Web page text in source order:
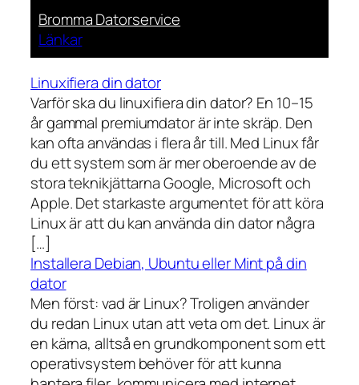
Bromma Datorservice
Länkar
Linuxifiera din dator
Varför ska du linuxifiera din dator? En 10–15
år gammal premiumdator är inte skräp. Den
kan ofta användas i flera år till. Med Linux får
du ett system som är mer oberoende av de
stora teknikjättarna Google, Microsoft och
Apple. Det starkaste argumentet för att köra
Linux är att du kan använda din dator några
[…]
Installera Debian, Ubuntu eller Mint på din
dator
Men först: vad är Linux? Troligen använder
du redan Linux utan att veta om det. Linux är
en kärna, alltså en grundkomponent som ett
operativsystem behöver för att kunna